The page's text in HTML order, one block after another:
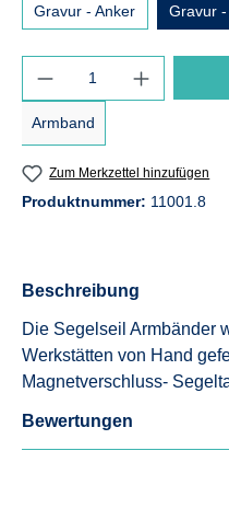
Gravur - Anker Gravur
Produkt Anzahl:
Armband
Zum Merkzettel hinzufügen
Produktnummer: 11001.8
Beschreibung
Die Segelseil Armbänder
Werkstätten von Hand
Magnetverschluss-
Bewertungen